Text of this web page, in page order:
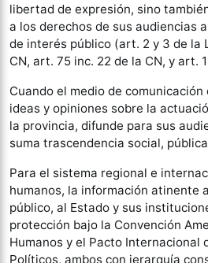
libertad de expresión, sino
a los derechos de sus audiencias
de interés público (art. 2 y 3 de la
CN, art. 75 inc. 22 de la CN, y art.
Cuando el medio de
ideas y opiniones sobre la
la provincia, difunde para sus
suma trascendencia social,
Para el sistema regional e
humanos, la información atinente
público, al Estado y sus
protección bajo la Convención
Humanos y el Pacto Internacional
Políticos, ambos con jerarquía